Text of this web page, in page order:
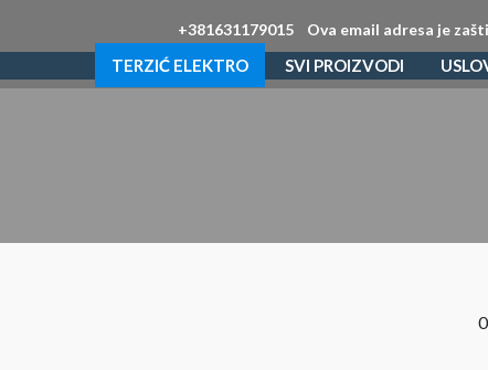
+381631179015 Ova email adresa je
TERZIĆ ELEKTRO SVI PROIZVODI
0